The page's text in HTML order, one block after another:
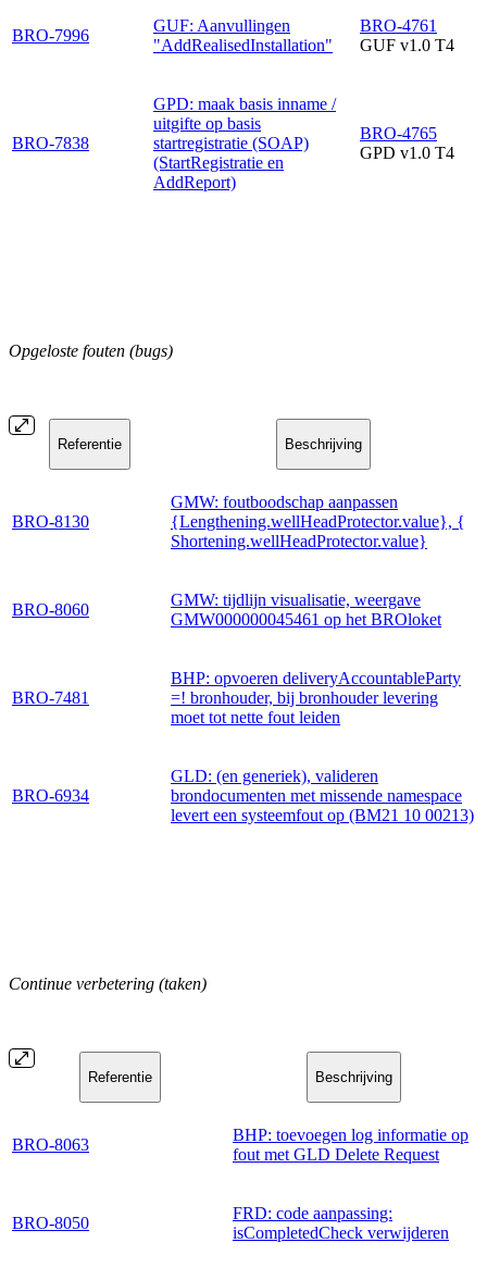
BRO-7996
GUF: Aanvullingen
"AddRealisedInstallation"
BRO-4761
GUF v1.0 T4
BRO-7838
GPD: maak basis inname /
uitgifte op basis
startregistratie (SOAP)
(StartRegistratie en
AddReport)
BRO-4765
GPD v1.0 T4
Opgeloste fouten (bugs)
Referentie Beschrijving
BRO-8130
GMW: foutboodschap aanpassen
{Lengthening.wellHeadProtector.value}, {
Shortening.wellHeadProtector.value}
BRO-8060
GMW: tijdlijn visualisatie, weergave
GMW000000045461 op het BROloket
BRO-7481
BHP: opvoeren deliveryAccountableParty
=! bronhouder, bij bronhouder levering
moet tot nette fout leiden
BRO-6934
GLD: (en generiek), valideren
brondocumenten met missende namespace
levert een systeemfout op (BM21 10 00213)
Continue verbetering (taken)
Referentie Beschrijving
BRO-8063
BHP: toevoegen log informatie op
fout met GLD Delete Request
BRO-8050
FRD: code aanpassing:
isCompletedCheck verwijderen